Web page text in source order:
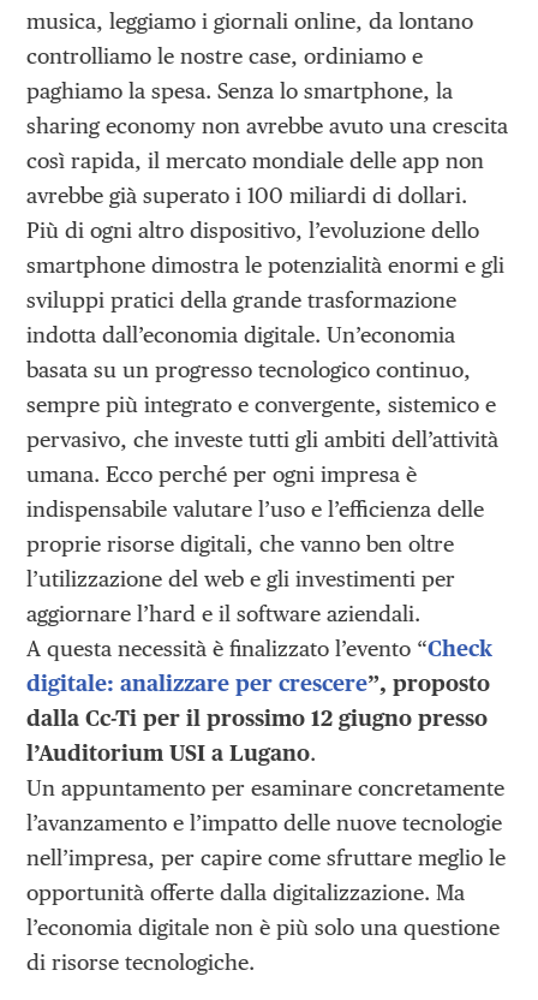
musica, leggiamo i giornali online, da lontano
controlliamo le nostre case, ordiniamo e
paghiamo la spesa. Senza lo smartphone, la
sharing economy non avrebbe avuto una crescita
così rapida, il mercato mondiale delle app non
avrebbe già superato i 100 miliardi di dollari.
Più di ogni altro dispositivo, l’evoluzione dello
smartphone dimostra le potenzialità enormi e gli
sviluppi pratici della grande trasformazione
indotta dall’economia digitale. Un’economia
basata su un progresso tecnologico continuo,
sempre più integrato e convergente, sistemico e
pervasivo, che investe tutti gli ambiti dell’attività
umana. Ecco perché per ogni impresa è
indispensabile valutare l’uso e l’efficienza delle
proprie risorse digitali, che vanno ben oltre
l’utilizzazione del web e gli investimenti per
aggiornare l’hard e il software aziendali.
A questa necessità è finalizzato l’evento “Check
digitale: analizzare per crescere”, proposto
dalla Cc-Ti per il prossimo 12 giugno presso
l’Auditorium USI a Lugano.
Un appuntamento per esaminare concretamente
l’avanzamento e l’impatto delle nuove tecnologie
nell’impresa, per capire come sfruttare meglio le
opportunità offerte dalla digitalizzazione. Ma
l’economia digitale non è più solo una questione
di risorse tecnologiche.